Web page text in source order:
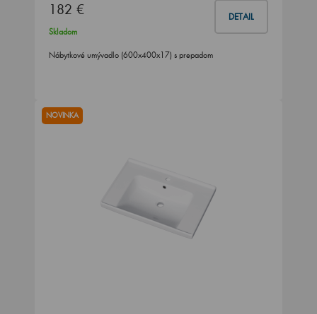
182 € DETAIL
Skladom
Nábytkové umývadlo (600x400x17) s prepadom
NOVINKA